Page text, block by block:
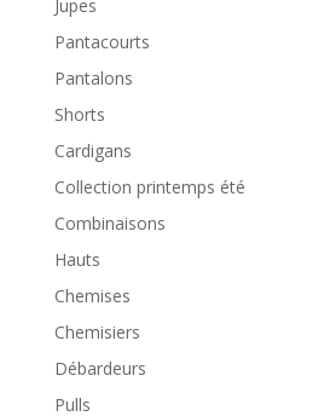
Jupes
Pantacourts
Pantalons
Shorts
Cardigans
Collection printemps été
Combinaisons
Hauts
Chemises
Chemisiers
Débardeurs
Pulls